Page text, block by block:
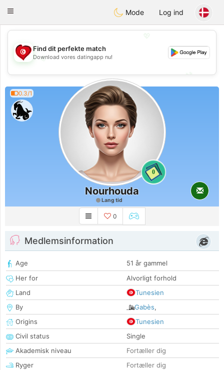
Tunisia Dating
Toggle
Mode Log ind
💖
💕
💕
Find dit perfekte match
Download vores datingapp nu!
0.3/1
0
Nourhouda
Lang tid
0
Medlemsinformation
Age
51 år gammel
Her for
Alvorligt forhold
Land
Tunesien
By
Gabès,
Origins
Tunesien
Civil status
Single
Akademisk niveau
Fortæller dig
Ryger
Fortæller dig